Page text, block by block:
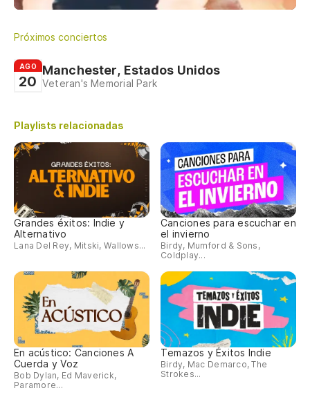
Próximos conciertos
AGO
20
Manchester, Estados Unidos
Veteran's Memorial Park
Playlists relacionadas
Grandes éxitos: Indie y
Alternativo
Lana Del Rey, Mitski, Wallows...
Canciones para escuchar en
el invierno
Birdy, Mumford & Sons,
Coldplay...
En acústico: Canciones A
Cuerda y Voz
Bob Dylan, Ed Maverick,
Paramore...
Temazos y Éxitos Indie
Birdy, Mac Demarco, The
Strokes...